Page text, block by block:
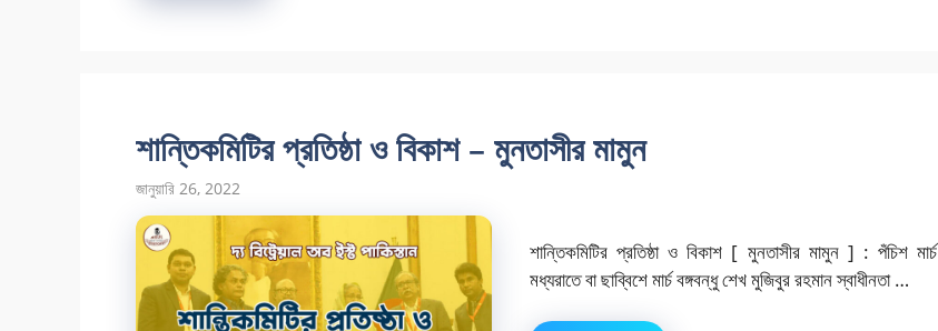
শান্তিকমিটির প্রতিষ্ঠা ও বিকাশ – মুনতাসীর মামুন
জানুয়ারি 26, 2022
শান্তিকমিটির প্রতিষ্ঠা ও বিকাশ [ মুনতাসীর মামুন ] : পঁচিশ মার্চ
মধ্যরাতে বা ছাব্বিশে মার্চ বঙ্গবন্ধু শেখ মুজিবুর রহমান স্বাধীনতা …